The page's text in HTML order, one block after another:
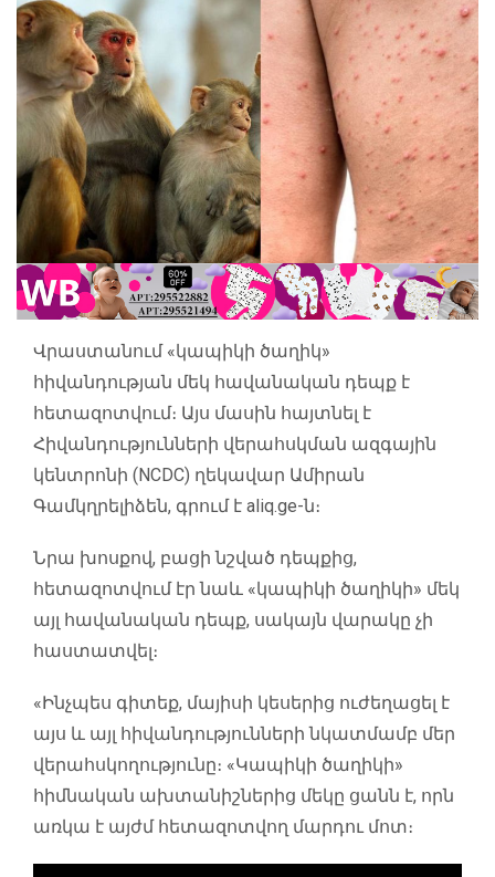
Վրաստանում «կապիկի ծաղիկ»
հիվանդության մեկ հավանական դեպք է
հետազոտվում։ Այս մասին հայտնել է
Հիվանդությունների վերահսկման ազգային
կենտրոնի (NCDC) ղեկավար Ամիրան
Գամկղրելիձեն, գրում է aliq.ge-ն։
Նրա խոսքով, բացի նշված դեպքից,
հետազոտվում էր նաև «կապիկի ծաղիկի» մեկ
այլ հավանական դեպք, սակայն վարակը չի
հաստատվել։
«Ինչպես գիտեք, մայիսի կեսերից ուժեղացել է
այս և այլ հիվանդությունների նկատմամբ մեր
վերահսկողությունը։ «Կապիկի ծաղիկի»
հիմնական ախտանիշներից մեկը ցանն է, որն
առկա է այժմ հետազոտվող մարդու մոտ։